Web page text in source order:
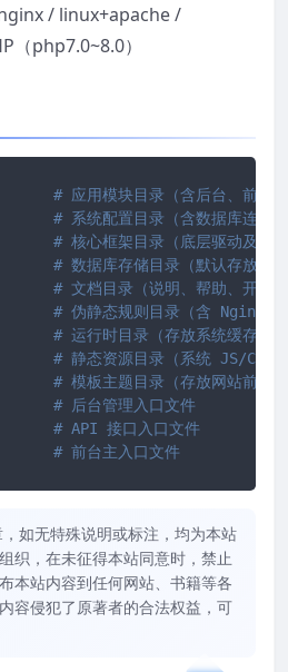
/ linux+apache /
php7.0~8.0）
# 应用模块目录（含后台、前台
# 系统配置目录（含数据库连接
# 核心框架目录（底层驱动及框
# 数据库存储目录（默认存放
# 文档目录（说明、帮助、开发
# 伪静态规则目录（含 Nginx/
# 运行时目录（存放系统缓存、
# 静态资源目录（系统 JS/CSS
# 模板主题目录（存放网站前端
# 后台管理入口文件
# API 接口入口文件
# 前台主入口文件
如无特殊说明或标注，均为本站
织，在未征得本站同意时，禁止
本站内容到任何网站、书籍等各
容侵犯了原著者的合法权益，可